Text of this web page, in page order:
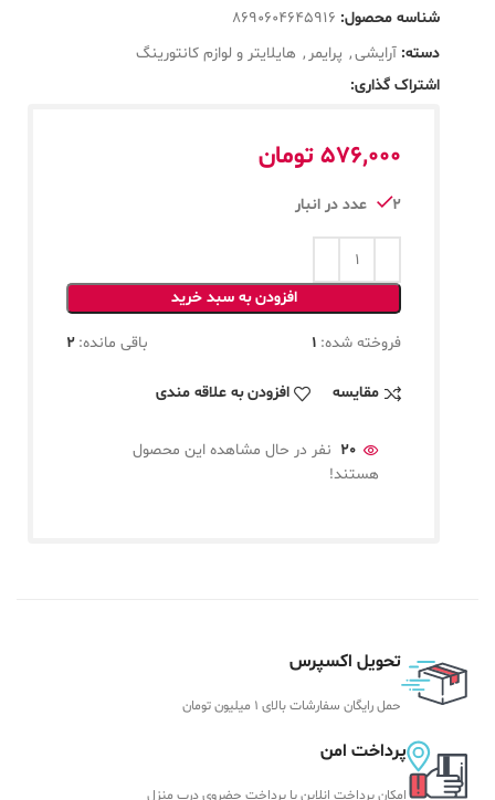
شناسه محصول: 8690604645916
دسته: آرایشی, پرایمر , هایلایتر و لوازم کانتورینگ
اشتراک گذاری:
576,000 تومان
2 عدد در انبار
افزودن به سبد خرید
فروخته شده: 1 باقی مانده: 2
مقایسه افزودن به علاقه مندی
20 نفر در حال مشاهده این محصول
هستند!
تحویل اکسپرس
حمل رایگان سفارشات بالای 1 میلیون تومان
پرداخت امن
امکان پرداخت انلاین یا پرداخت حضروی درب منزل